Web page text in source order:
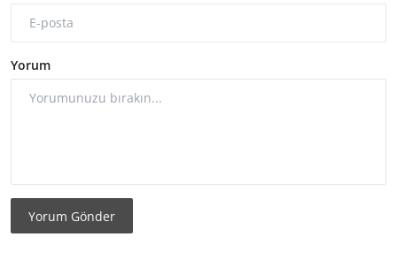
Yorum
Yorum Gönder